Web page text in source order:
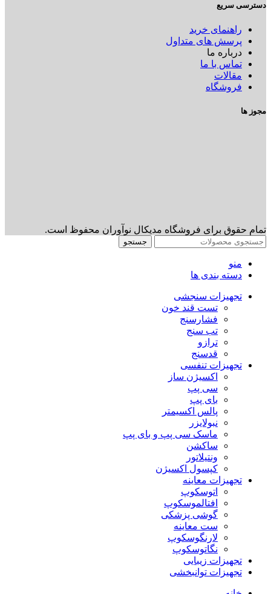
دسترسی سریع
راهنمای خرید
پرسش های متداول
درباره ما
تماس با ما
مقالات
فروشگاه
مجوز ها
تمام حقوق برای فروشگاه مدیکال نوآوران محفوظ است.
جستجو
منو
دسته بندی ها
تجهیزات سنجشی
تست قند خون
فشارسنج
تب سنج
ترازو
قدسنج
تجهیزات تنفسی
اکسیژن ساز
سی پپ
بای پپ
پالس اکسیمتر
نبولایزر
ماسک سی پپ و بای پپ
ساکشن
ونتیلاتور
کپسول اکسیژن
تجهیزات معاینه
اتوسکوپ
افتالموسکوپ
گوشی پزشکی
ست معاینه
لارنگوسکوپ
نگاتوسکوپ
تجهیزات زیبایی
تجهیزات توانبخشی